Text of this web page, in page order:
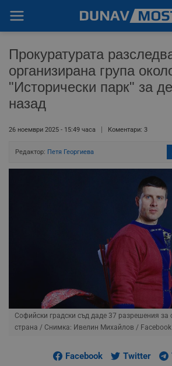
Прокуратурата
организирана група
"Исторически парк" за
назад
26 ноември 2025 - 15:49 часа Коментари: 3
Редактор: Петя Георгиева
Софийски градски съд даде 37 разрешения за
страна / Снимка: Ивелин Михайлов / Facebook
Facebook Twitter